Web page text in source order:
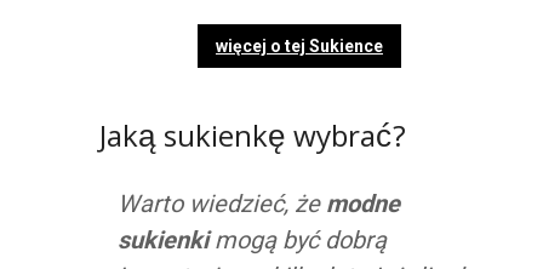
więcej o tej Sukience
Jaką sukienkę wybrać?
Warto wiedzieć, że modne
sukienkimogą być dobrą